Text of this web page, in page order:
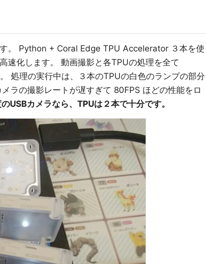
。 Python + Coral Edge TPU Accelerator ３本を使
速化します。 動画撮影と各TPUの処理を全て
処理の実行中は、３本のTPUの白色のランプの部分
ラの撮影レートが遅すぎて 80FPS ほどの性能をロ
USBカメラなら、TPUは２本で十分です。